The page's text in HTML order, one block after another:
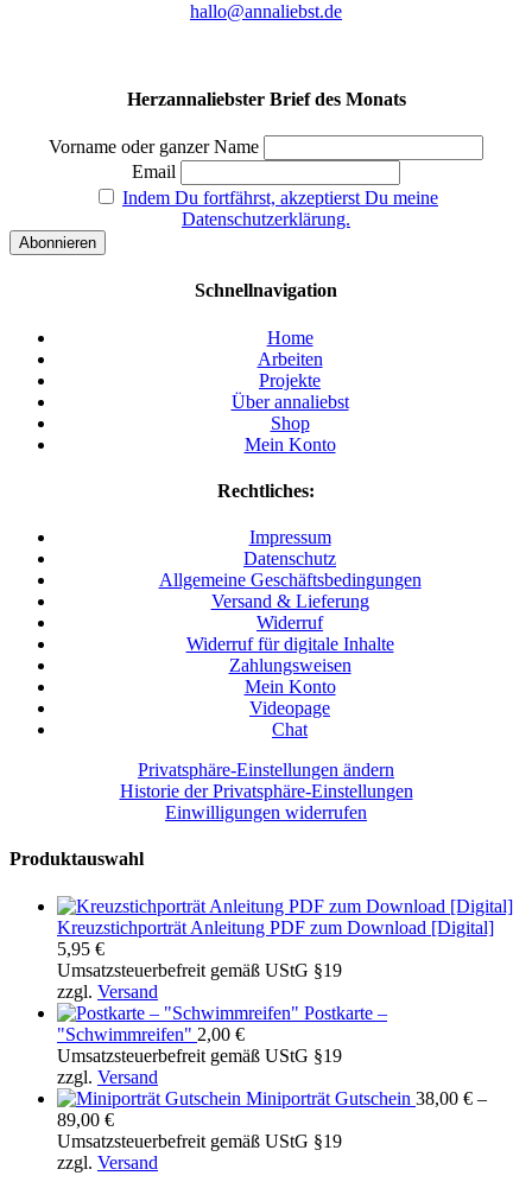
hallo@annaliebst.de
Herzannaliebster Brief des Monats
Vorname oder ganzer Name
Email
Indem Du fortfährst, akzeptierst Du meine
Datenschutzerklärung.
Schnellnavigation
Home
Arbeiten
Projekte
Über annaliebst
Shop
Mein Konto
Rechtliches:
Impressum
Datenschutz
Allgemeine Geschäftsbedingungen
Versand & Lieferung
Widerruf
Widerruf für digitale Inhalte
Zahlungsweisen
Mein Konto
Videopage
Chat
Privatsphäre-Einstellungen ändern
Historie der Privatsphäre-Einstellungen
Einwilligungen widerrufen
Produktauswahl
Kreuzstichporträt Anleitung PDF zum Download [Digital]
5,95 €
Umsatzsteuerbefreit gemäß UStG §19
zzgl. Versand
Postkarte –
"Schwimmreifen" 2,00 €
Umsatzsteuerbefreit gemäß UStG §19
zzgl. Versand
Miniporträt Gutschein 38,00 € –
89,00 €Preisspanne:
38,00 €
bis
Umsatzsteuerbefreit gemäß UStG §19
zzgl. Versand